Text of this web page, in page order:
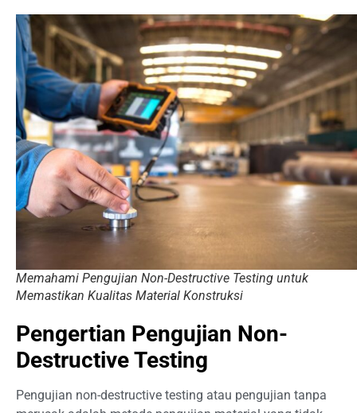
Memahami Pengujian Non-Destructive Testing untuk
Memastikan Kualitas Material Konstruksi
Pengertian Pengujian Non-
Destructive Testing
Pengujian non-destructive testing atau pengujian tanpa